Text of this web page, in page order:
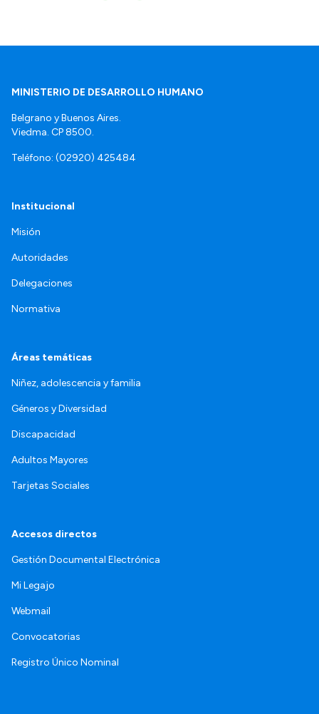
MINISTERIO DE DESARROLLO HUMANO
Belgrano y Buenos Aires.
Viedma. CP 8500.
Teléfono: (02920) 425484
Institucional
Misión
Autoridades
Delegaciones
Normativa
Áreas temáticas
Niñez, adolescencia y familia
Géneros y Diversidad
Discapacidad
Adultos Mayores
Tarjetas Sociales
Accesos directos
Gestión Documental Electrónica
Mi Legajo
Webmail
Convocatorias
Registro Único Nominal